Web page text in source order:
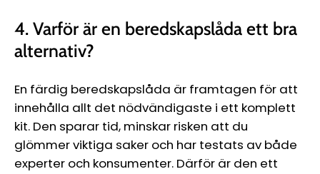
4. Varför är en beredskapslåda ett bra
alternativ?
En färdig beredskapslåda är framtagen för att
innehålla allt det nödvändigaste i ett komplett
kit. Den sparar tid, minskar risken att du
glömmer viktiga saker och har testats av både
experter och konsumenter. Därför är den ett